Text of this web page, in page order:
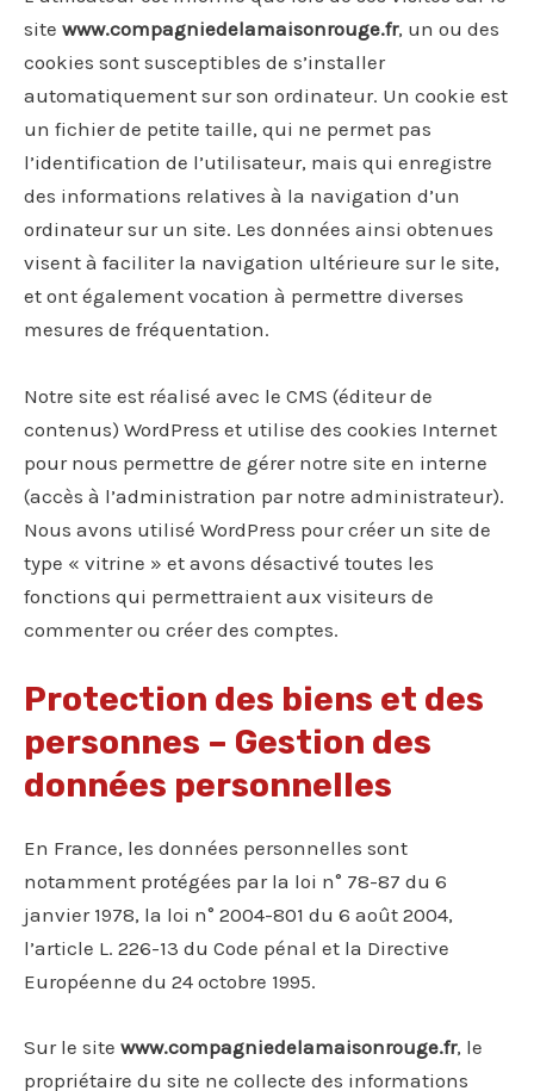
site www.compagniedelamaisonrouge.fr, un ou des
cookies sont susceptibles de s’installer
automatiquement sur son ordinateur. Un cookie est
un fichier de petite taille, qui ne permet pas
l’identification de l’utilisateur, mais qui enregistre
des informations relatives à la navigation d’un
ordinateur sur un site. Les données ainsi obtenues
visent à faciliter la navigation ultérieure sur le site,
et ont également vocation à permettre diverses
mesures de fréquentation.
Notre site est réalisé avec le CMS (éditeur de
contenus) WordPress et utilise des cookies Internet
pour nous permettre de gérer notre site en interne
(accès à l’administration par notre administrateur).
Nous avons utilisé WordPress pour créer un site de
type « vitrine » et avons désactivé toutes les
fonctions qui permettraient aux visiteurs de
commenter ou créer des comptes.
Protection des biens et des
personnes – Gestion des
données personnelles
En France, les données personnelles sont
notamment protégées par la loi n° 78-87 du 6
janvier 1978, la loi n° 2004-801 du 6 août 2004,
l’article L. 226-13 du Code pénal et la Directive
Européenne du 24 octobre 1995.
Sur le site www.compagniedelamaisonrouge.fr, le
propriétaire du site ne collecte des informations